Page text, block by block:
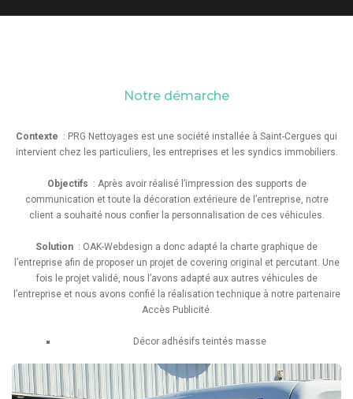
Notre démarche
Contexte : PRG Nettoyages est une société installée à Saint-Cergues qui
intervient chez les particuliers, les entreprises et les syndics immobiliers.
Objectifs : Après avoir réalisé l’impression des supports de
communication et toute la décoration extérieure de l’entreprise, notre
client a souhaité nous confier la personnalisation de ces véhicules.
Solution : OAK-Webdesign a donc adapté la charte graphique de
l’entreprise afin de proposer un projet de covering original et percutant. Une
fois le projet validé, nous l’avons adapté aux autres véhicules de
l’entreprise et nous avons confié la réalisation technique à notre partenaire
Accès Publicité.
Décor adhésifs teintés masse